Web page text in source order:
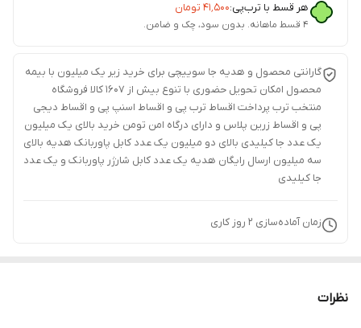
هر قسط با ترب‌پی:۴۱٬۵۰۰ تومان
۴ قسط ماهانه. بدون سود، چک و ضامن.
گارانتی محصول و هدیه جا سوییچی برای خرید زیر یک میلیون با بیمه
محصول امکان تحویل حضوری با تنوع بیش از 1607 کالا فروشگاه
منتخب ترب پرداخت اقساط ترب پی و اقساط اسنپ پی و اقساط دیجی
پی و اقساط زرین پلاس و دارای درگاه امن تومن خرید بالای یک میلیون
یک عدد جا کیلیدی بالای دو میلیون یک عدد کابل پاوربانک هدیه بالای
سه میلیون ارسال رایگان هدیه یک عدد کابل شارژر پاوربانک و یک عدد
جا کیلیدی
زمان آماده‌سازی 2 روز کاری
نظرات